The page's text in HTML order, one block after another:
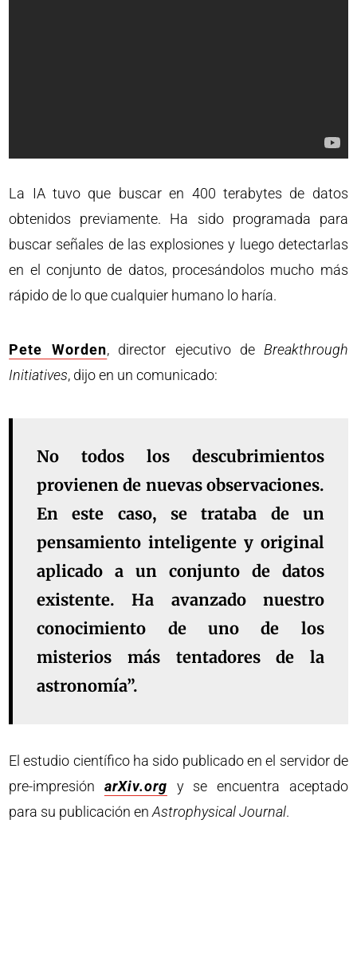
La IA tuvo que buscar en 400 terabytes de datos
obtenidos previamente. Ha sido programada para
buscar señales de las explosiones y luego detectarlas
en el conjunto de datos, procesándolos mucho más
rápido de lo que cualquier humano lo haría.
Pete Worden, director ejecutivo de Breakthrough
Initiatives, dijo en un comunicado:
No todos los descubrimientos
provienen de nuevas observaciones.
En este caso, se trataba de un
pensamiento inteligente y original
aplicado a un conjunto de datos
existente. Ha avanzado nuestro
conocimiento de uno de los
misterios más tentadores de la
astronomía”.
El estudio científico ha sido publicado en el servidor de
pre-impresión arXiv.org y se encuentra aceptado
para su publicación enAstrophysical Journal.